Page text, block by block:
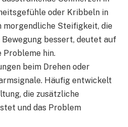
oder Kribbeln in
morgendliche Steifigkeit, die
bessert, deutet auf
hin.
beim Drehen oder
Häufig entwickelt
die zusätzliche
und das Problem